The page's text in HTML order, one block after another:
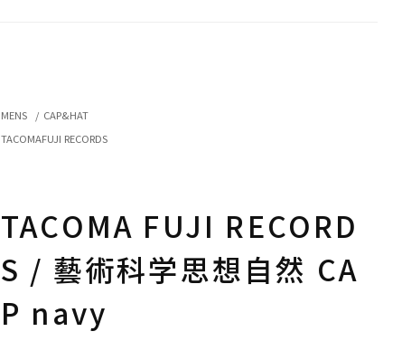
MENS / CAP&HAT
TACOMAFUJI RECORDS
TACOMA FUJI RECORD
S / 藝術科学思想自然 CA
P navy